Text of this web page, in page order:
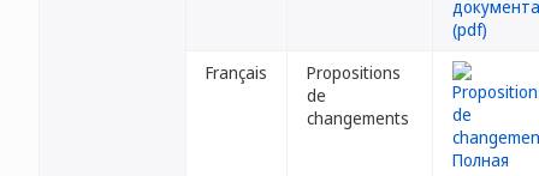
Français
Propositions
de
changements